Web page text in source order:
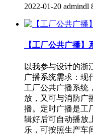
2022-01-20 admindl
【工厂公共广播】
以我参与设计的浙
广播系统需求：现
工厂公共广播系统
放，又可与消防广
播。定时广播是工
辑好后可自动播放
乐，可按照生产车